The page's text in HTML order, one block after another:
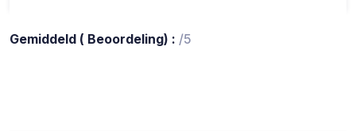
Gemiddeld ( Beoordeling) : /5